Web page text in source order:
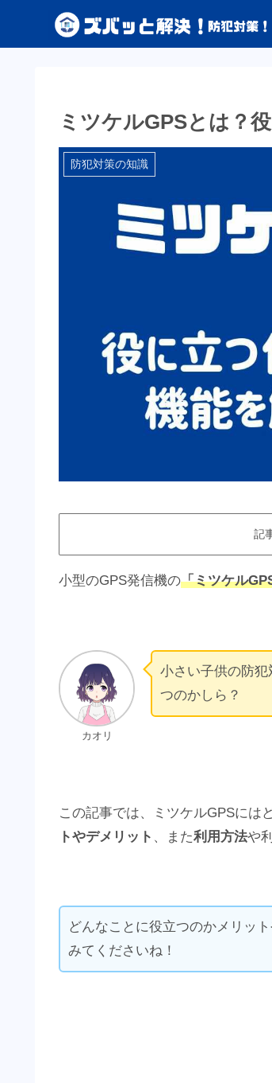
ミツケルGPSとは？
防犯対策の知識
記
小型のGPS発信機の「ミツケル
カオリ
小さい子供の防
つのかしら？
この記事では、ミツケルGPSには
トやデメリット 、また利用方法や
どんなことに役立つのかメリッ
みてくださいね！